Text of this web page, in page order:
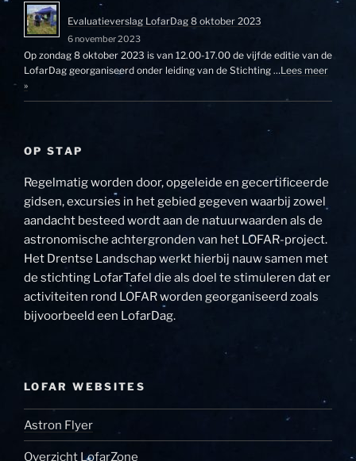
Evaluatieverslag LofarDag 8 oktober 2023
6 november 2023
Op zondag 8 oktober 2023 is van 12.00-17.00 de vijfde editie van de
LofarDag georganiseerd onder leiding van de Stichting …Lees meer
»
OP STAP
Regelmatig worden door, opgeleide en gecertificeerde
gidsen, excursies in het gebied gegeven waarbij zowel
aandacht besteed wordt aan de natuurwaarden als de
astronomische achtergronden van het LOFAR-project.
Het Drentse Landschap werkt hierbij nauw samen met
de stichting LofarTafel die als doel te stimuleren dat er
activiteiten rond LOFAR worden georganiseerd zoals
bijvoorbeeld een LofarDag.
LOFAR WEBSITES
Astron Flyer
Overzicht LofarZone